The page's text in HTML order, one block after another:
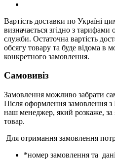
Вартість доставки по Україні
визначається згідно з тарифами
служби. Остаточна вартість
обсягу товару та буде відома в
конкретного замовлення.
Самовивіз
Замовлення можливо забрати
Після оформлення замовлення
наш менеджер, який розкаже,
товар.
Для отримання замовлення
*номер замовлення та